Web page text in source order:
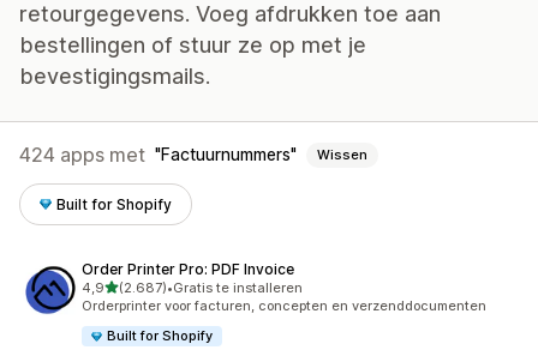
retourgegevens. Voeg afdrukken toe aan
bestellingen of stuur ze op met je
bevestigingsmails.
424 apps met Factuurnummers Wissen
Built for Shopify
Order Printer Pro: PDF Invoice
4,9van 5 sterren
(2.687)
2687 recensies in totaal
•Gratis te installeren
Orderprinter voor facturen, concepten en verzenddocumenten
Built for Shopify